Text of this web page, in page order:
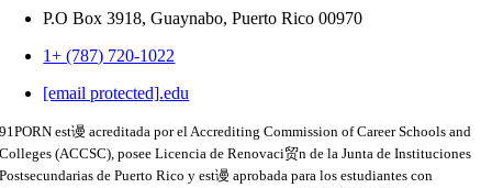
P.O Box 3918,Guaynabo, Puerto Rico 00970
1+ (787) 720-1022
[email protected].edu
91PORN est谩 acreditada por el Accrediting Commission of Career Schools and
Colleges (ACCSC), posee Licencia de Renovaci贸n de la Junta de Instituciones
Postsecundarias de Puerto Rico y est谩 aprobada para los estudiantes con